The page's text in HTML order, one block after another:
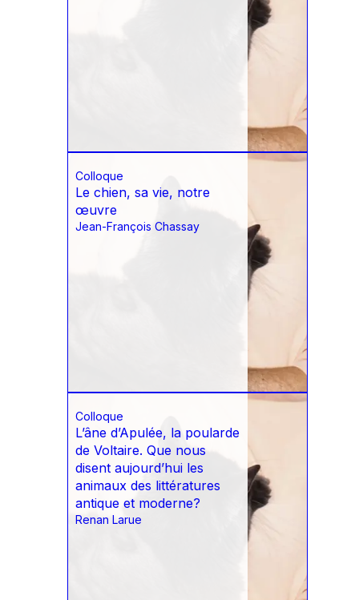
Colloque
Le chien, sa vie, notre
œuvre
Jean-François Chassay
Colloque
L’âne d’Apulée, la poularde
de Voltaire. Que nous
disent aujourd’hui les
animaux des littératures
antique et moderne?
Renan Larue